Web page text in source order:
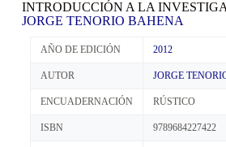
INTRODUCCIÓN A LA
JORGE TENORIO BAHENA
AÑO DE EDICIÓN 2012
AUTOR JORGE
ENCUADERNACIÓN RÚSTICO
ISBN 9789684227422